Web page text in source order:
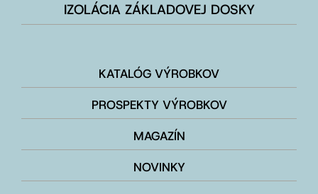
IZOLÁCIA ZÁKLADOVEJ DOSKY
KATALÓG VÝROBKOV
PROSPEKTY VÝROBKOV
MAGAZÍN
NOVINKY